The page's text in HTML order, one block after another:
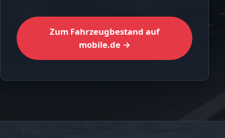
Zum Fahrzeugbestand auf
mobile.de →